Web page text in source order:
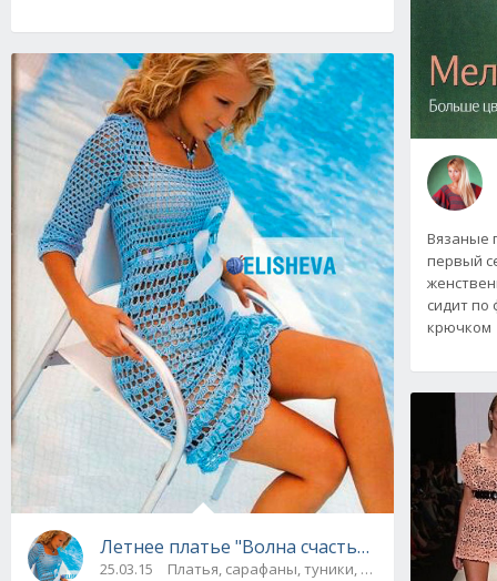
Летнее платье "Волна счастья", вязаное
25.03.15 Платья, сарафаны, туники, юбки
Вязаные
первый
сидит по
крючком